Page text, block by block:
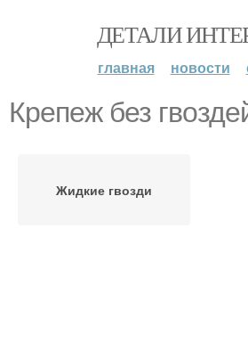
ДЕТАЛИ
главная новости
Крепеж без
Жидкие гвозди